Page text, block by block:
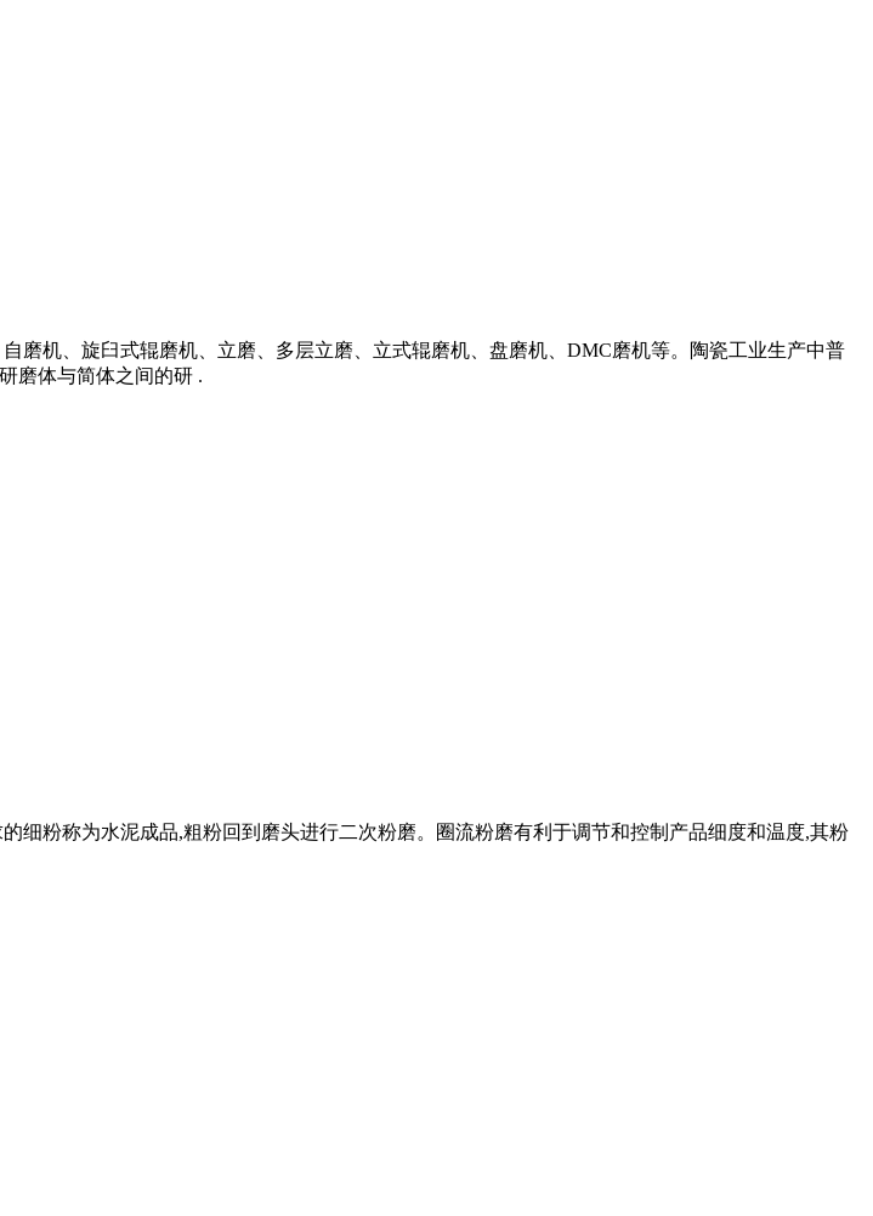
磨机、旋臼式辊磨机、立磨、多层立磨、立式辊磨机、盘磨机、DMC磨机等。陶瓷工业生产中普
磨体与简体之间的研 .
细粉称为水泥成品,粗粉回到磨头进行二次粉磨。圈流粉磨有利于调节和控制产品细度和温度,其粉